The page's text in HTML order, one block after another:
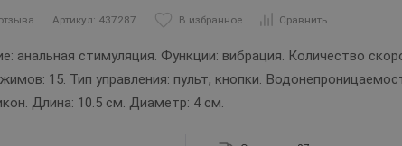
Артикул: 437287 В избранное Сравнить
анальная стимуляция. Функции: вибрация. Количество
15. Тип управления: пульт, кнопки.
Длина: 10.5 см. Диаметр: 4 см.